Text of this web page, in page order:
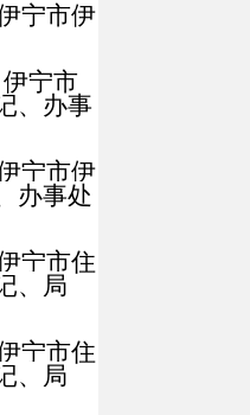
宁市伊
伊宁市
、办事
宁市伊
办事处
宁市住
、局
宁市住
、局